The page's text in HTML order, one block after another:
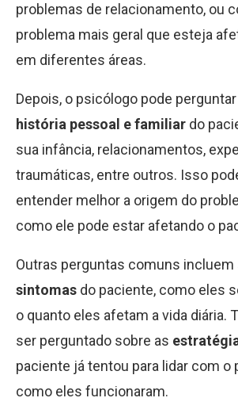
problemas de relacionamento, ou
problema mais geral que esteja
em diferentes áreas.
Depois, o psicólogo pode
história pessoal e familiar do
sua infância, relacionamentos,
traumáticas, entre outros. Isso
entender melhor a origem do
como ele pode estar afetando o
Outras perguntas comuns incluem
sintomas do paciente, como eles
o quanto eles afetam a vida diária.
ser perguntado sobre as
paciente já tentou para lidar com o
como eles funcionaram.